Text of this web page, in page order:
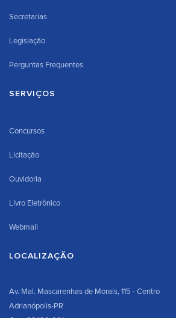
Secretarias
Legislação
Perguntas Frequentes
SERVIÇOS
Concursos
Licitação
Ouvidoria
Livro Eletrônico
Webmail
LOCALIZAÇÃO
Av. Mal. Mascarenhas de Morais, 115 - Centro
Adrianópolis-PR